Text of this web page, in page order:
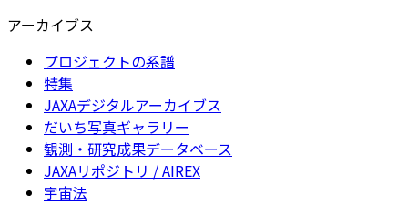
アーカイブス
プロジェクトの系譜
特集
JAXAデジタルアーカイブス
だいち写真ギャラリー
観測・研究成果データベース
JAXAリポジトリ / AIREX
宇宙法